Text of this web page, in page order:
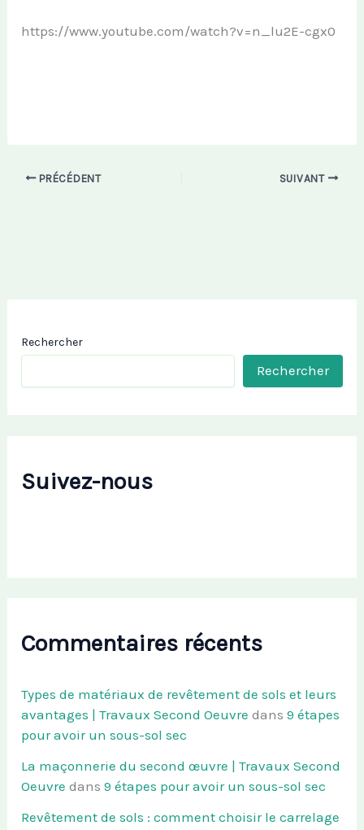
https://www.youtube.com/watch?v=n_lu2E-cgx0
PRÉCÉDENT SUIVANT
Rechercher
Rechercher
Suivez-nous
Commentaires récents
Types de matériaux de revêtement de sols et leurs
avantages | Travaux Second Oeuvre dans9 étapes
pour avoir un sous-sol sec
La maçonnerie du second œuvre | Travaux Second
Oeuvre dans9 étapes pour avoir un sous-sol sec
Revêtement de sols : comment choisir le carrelage